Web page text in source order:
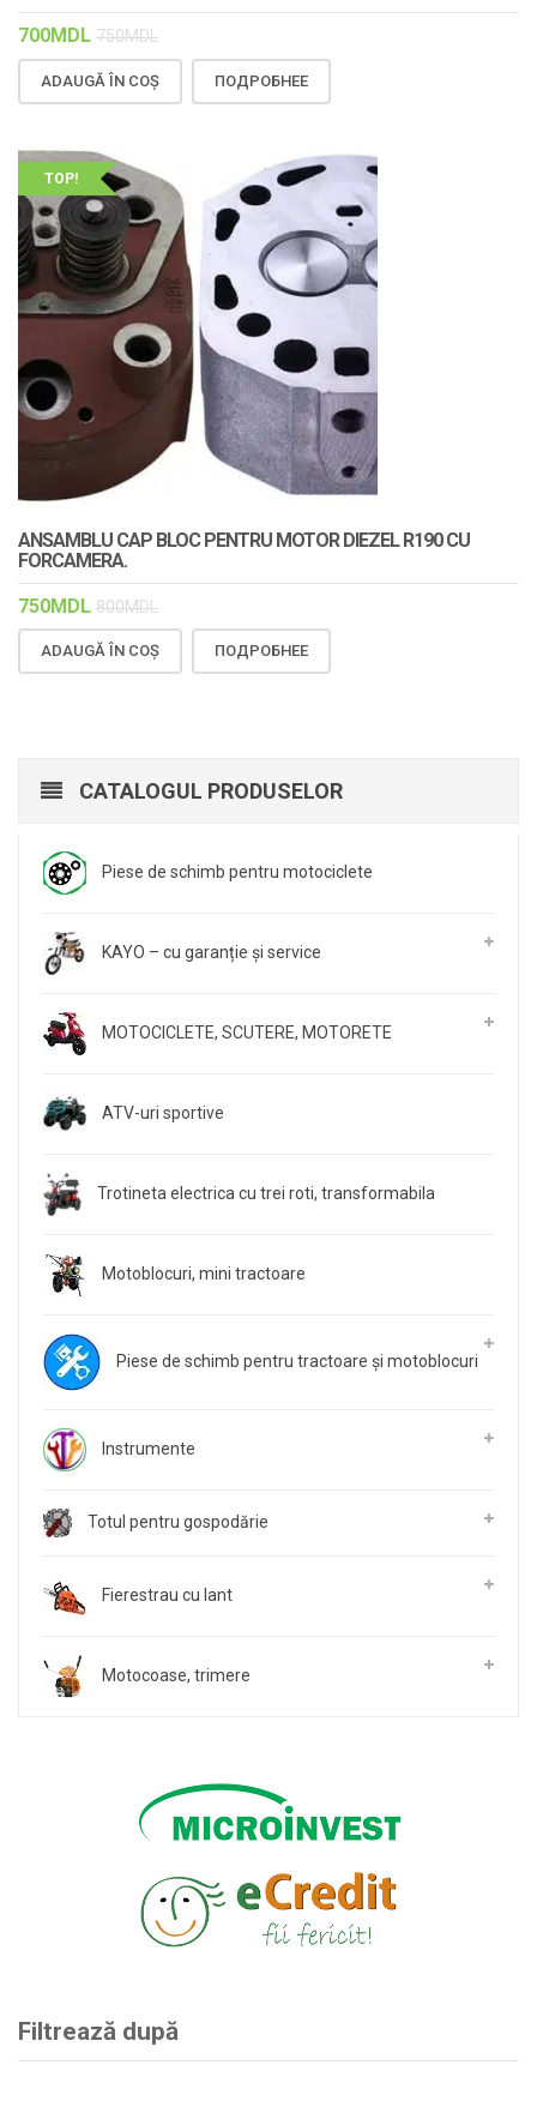
700MDL 750MDL
ADAUGĂ ÎN COȘ ПОДРОБНЕЕ
TOP!
ANSAMBLU CAP BLOC PENTRU MOTOR DIEZEL R190 CU
FORCAMERA.
750MDL 800MDL
ADAUGĂ ÎN COȘ ПОДРОБНЕЕ
CATALOGUL PRODUSELOR
Piese de schimb pentru motociclete
KAYO – cu garanție și service
MOTOCICLETE, SCUTERE, MOTORETE
ATV-uri sportive
Trotineta electrica cu trei roti, transformabila
Motoblocuri, mini tractoare
Piese de schimb pentru tractoare și motoblocuri
Instrumente
Totul pentru gospodărie
Fierestrau cu lant
Motocoase, trimere
Filtrează după